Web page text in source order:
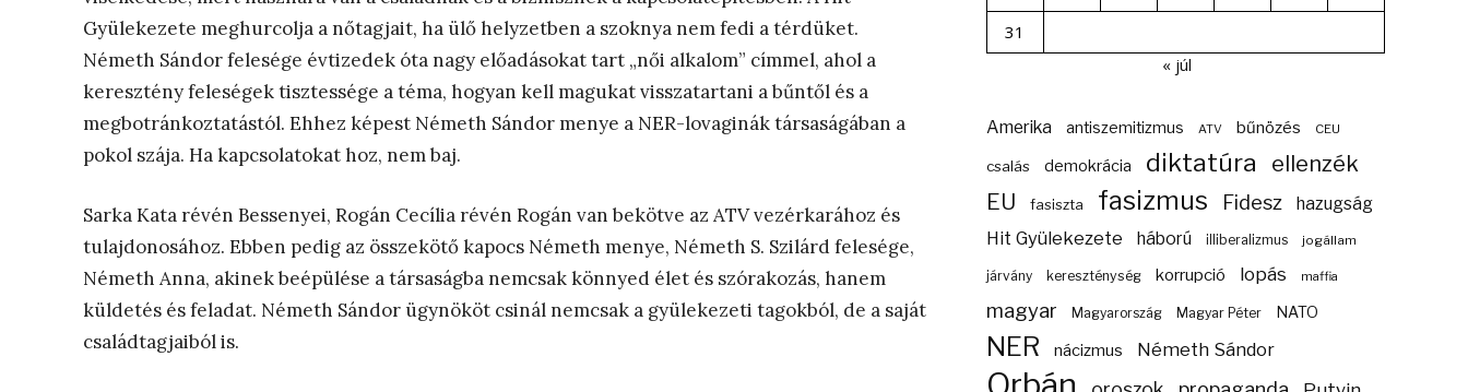
Gyülekezete meghurcolja a nőtagjait, ha ülő helyzetben a szoknya nem fedi a térdüket.
Németh Sándor felesége évtizedek óta nagy előadásokat tart „női alkalom” címmel, ahol a
keresztény feleségek tisztessége a téma, hogyan kell magukat visszatartani a bűntől és a
megbotránkoztatástól. Ehhez képest Németh Sándor menye a NER-lovaginák társaságában a
pokol szája. Ha kapcsolatokat hoz, nem baj.
Sarka Kata révén Bessenyei, Rogán Cecília révén Rogán van bekötve az ATV vezérkarához és
tulajdonosához. Ebben pedig az összekötő kapocs Németh menye, Németh S. Szilárd felesége,
Németh Anna, akinek beépülése a társaságba nemcsak könnyed élet és szórakozás, hanem
küldetés és feladat. Németh Sándor ügynököt csinál nemcsak a gyülekezeti tagokból, de a saját
családtagjaiból is.
31
« júl
Amerika antiszemitizmus ATV bűnözés CEU
csalás demokrácia diktatúra ellenzék
EU fasiszta fasizmus Fidesz hazugság
Hit Gyülekezete háború illiberalizmus jogállam
járvány kereszténység korrupció lopás maffia
magyar Magyarország Magyar Péter NATO
NER nácizmus Németh Sándor